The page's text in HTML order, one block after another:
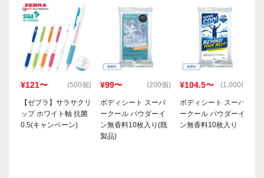
¥121〜 (500個)
【ゼブラ】サラサクリ
ップ ホワイト軸 抗菌
0.5(キャンペーン)
¥99〜 (200個)
ボディシート スーパ
ークール パウダーイ
ン無香料10枚入り(既
製品)
¥104.5〜 (1,000個)
ボディシート スーパ
ークール パウダーイ
ン無香料10枚入り